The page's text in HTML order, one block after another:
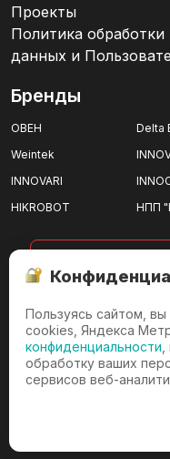
Проекты
Политика
данных и
Бренды
ОВЕН Delta
Weintek
INNOVARI
HIKROBOT
НПП
г. Ижевск
г. Ижевск, проезд имени
Дерябина, д.3/36
Пользуясь сайтом,
cookies, Яндекса
конфиденциальности
обработку ваших
сервисов веб-